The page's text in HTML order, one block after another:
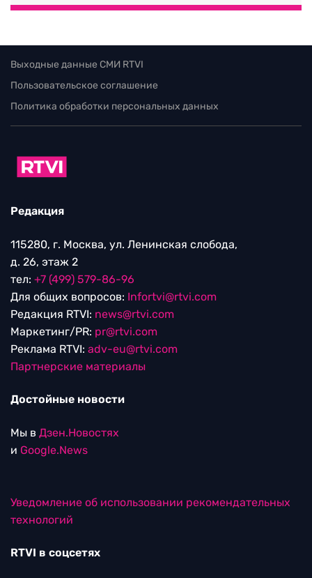
Выходные данные СМИ RTVI
Пользовательское соглашение
Политика обработки персональных данных
Редакция
115280, г. Москва, ул. Ленинская слобода,
д. 26, этаж 2
тел: +7 (499) 579-86-96
Для общих вопросов: Infortvi@rtvi.com
Редакция RTVI: news@rtvi.com
Маркетинг/PR: pr@rtvi.com
Реклама RTVI: adv-eu@rtvi.com
Партнерские материалы
Достойные новости
Мы в Дзен.Новостях
и Google.News
Уведомление об использовании рекомендательных
технологий
RTVI в соцсетях